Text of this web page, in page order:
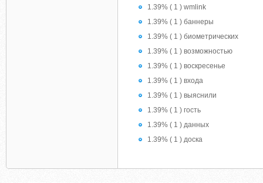
1.39% ( 1 ) wmlink
1.39% ( 1 ) баннеры
1.39% ( 1 ) биометрических
1.39% ( 1 ) возможностью
1.39% ( 1 ) воскресенье
1.39% ( 1 ) входа
1.39% ( 1 ) выяснили
1.39% ( 1 ) гость
1.39% ( 1 ) данных
1.39% ( 1 ) доска